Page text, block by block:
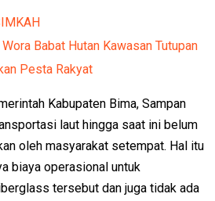
Babat Hutan Kawasan Tutupan
Pesta Rakyat
Kabupaten Bima, Sampan
laut hingga saat ini belum
oleh masyarakat setempat. Hal itu
biaya operasional untuk
tersebut dan juga tidak ada